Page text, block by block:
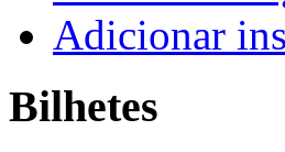
Adicionar
Bilhetes